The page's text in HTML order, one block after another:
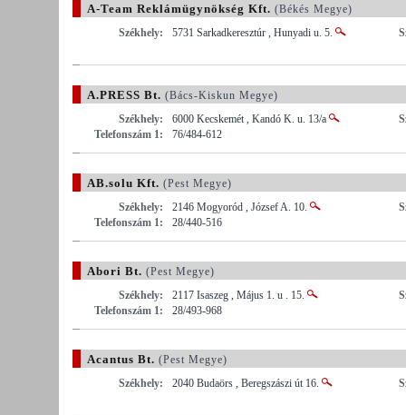
A-Team Reklámügynökség Kft. (Békés Megye)
Székhely:
5731 Sarkadkeresztúr , Hunyadi u. 5.
A.PRESS Bt. (Bács-Kiskun Megye)
Székhely:
6000 Kecskemét , Kandó K. u. 13/a
Telefonszám 1:
76/484-612
AB.solu Kft. (Pest Megye)
Székhely:
2146 Mogyoród , József A. 10.
Telefonszám 1:
28/440-516
Abori Bt. (Pest Megye)
Székhely:
2117 Isaszeg , Május 1. u . 15.
Telefonszám 1:
28/493-968
Acantus Bt. (Pest Megye)
Székhely:
2040 Budaörs , Beregszászi út 16.